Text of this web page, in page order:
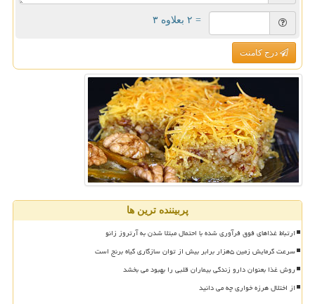
= ۲ بعلاوه ۳
درج کامنت
پربیننده ترین ها
ارتباط غذاهای فوق فرآوری شده با احتمال مبتلا شدن به آرتروز زانو
سرعت گرمایش زمین ۵هزار برابر بیش از توان سازگاری گیاه برنج است
روش غذا بعنوان دارو زندگی بیماران قلبی را بهبود می بخشد
از اختلال هرزه خواری چه می دانید